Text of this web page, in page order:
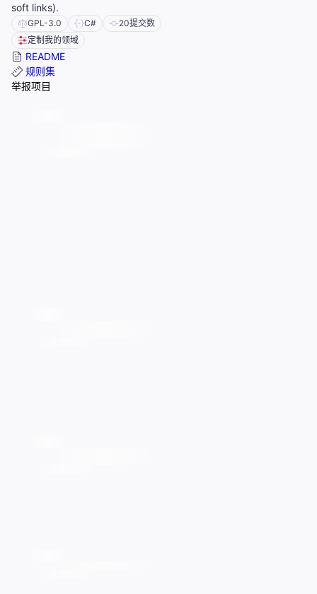
soft links).
GPL-3.0 C# 20提交数
定制我的领域
README
规则集
举报项目